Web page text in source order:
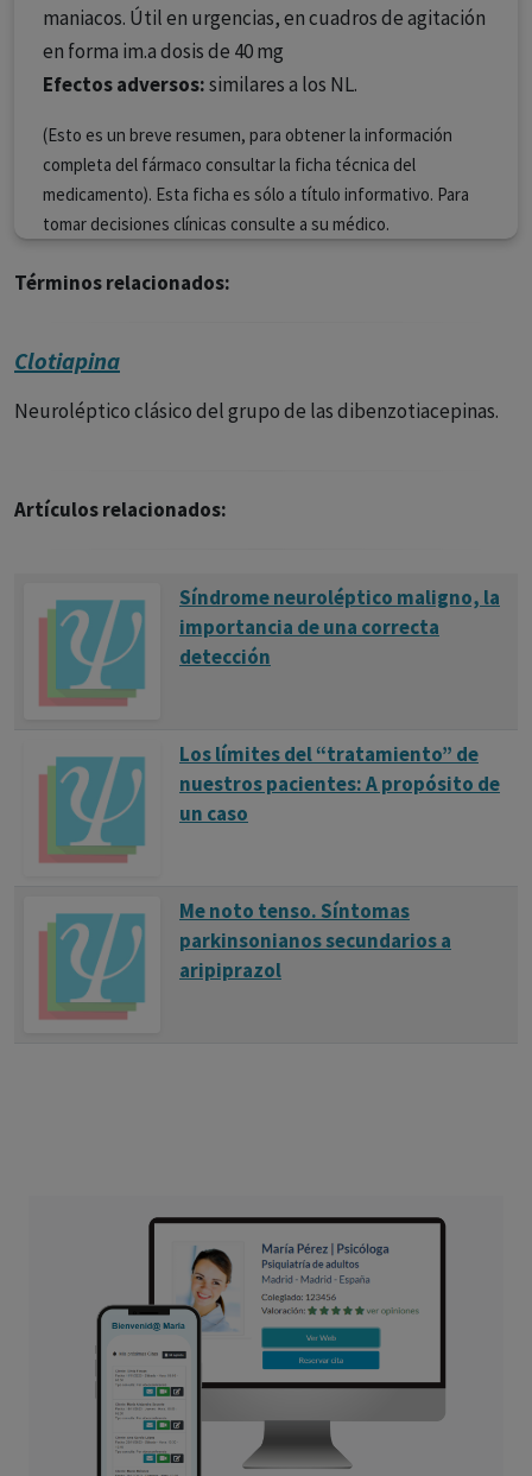
maniacos. Útil en urgencias, en cuadros de agitación
en forma im.a dosis de 40 mg
Efectos adversos:similares a los NL.
(Esto es un breve resumen, para obtener la información
completa del fármaco consultar la ficha técnica del
medicamento). Esta ficha es sólo a título informativo. Para
tomar decisiones clínicas consulte a su médico.
Términos relacionados:
Clotiapina
Neuroléptico clásico del grupo de las dibenzotiacepinas.
Artículos relacionados:
Síndrome neuroléptico maligno, la
importancia de una correcta
detección
Los límites del “tratamiento” de
nuestros pacientes: A propósito de
un caso
Me noto tenso. Síntomas
parkinsonianos secundarios a
aripiprazol